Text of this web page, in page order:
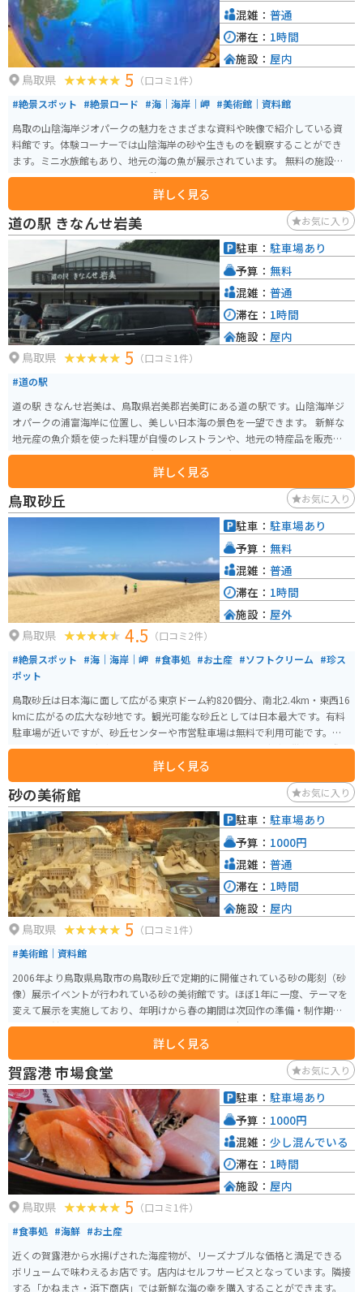
鳥取県 5 （口コミ1件）
#絶景スポット #絶景ロード #海｜海岸｜岬 #美術館｜資料館
鳥取の山陰海岸ジオパークの魅力をさまざまな資料や映像で紹介している資
料館です。体験コーナーでは山陰海岸の砂や生きものを観察することができ
ます。ミニ水族館もあり、地元の海の魚が展示されています。 無料の施設な
ので利用しやすく、ちょっと休憩ついでに利用するのにもオススメです。山
陰海岸の魅力がわかるシネマが上映され、映像が立体に見える3Dグラスで見
る映像は迫力満天です。
詳しく見る
混雑： 普通
滞在： 1時間
施設： 屋内
道の駅 きなんせ岩美 お気に入り
鳥取県 5 （口コミ1件）
#道の駅
道の駅 きなんせ岩美は、鳥取県岩美郡岩美町にある道の駅です。山陰海岸ジ
オパークの浦富海岸に位置し、美しい日本海の景色を一望できます。 新鮮な
地元産の魚介類を使った料理が自慢のレストランや、地元の特産品を販売す
るショップがあります。特に、岩美町産の新鮮な岩ガキや、鳥取県の名産品
である二十世紀梨を使ったスイーツがおすすめです。 バイクで訪れる場合、
道の駅には広い駐車場が完備されているので安心です。また、周辺には浦富
海岸や東浜海水浴場など、風光明媚なスポットがたくさんあります。ツーリン
グの休憩地点としても最適な場所です。
詳しく見る
駐車： 駐車場あり
予算： 無料
混雑： 普通
滞在： 1時間
施設： 屋内
鳥取砂丘 お気に入り
鳥取県 4.5 （口コミ2件）
#絶景スポット #海｜海岸｜岬 #食事処 #お土産 #ソフトクリーム #珍ス
ポット
鳥取砂丘は日本海に面して広がる東京ドーム約820個分、南北2.4km・東西16
kmに広がるの広大な砂地です。観光可能な砂丘としては日本最大です。有料
駐車場が近いですが、砂丘センターや市営駐車場は無料で利用可能です。リ
フトを使用すれば砂丘まで約5分で行くことができます。 砂丘を散策する際は
スニーカーなど歩きやすい靴をオススメします。鳥取砂丘ビジターセンター
には砂をきれいにするための足洗い場やタオル自動販売機があり、また無料
で貸し出しサンダルや長靴もあります。 砂丘からは馬の背と呼ばれる小高い
丘があり、日本海が目の前に広がります。砂丘には多彩なアクティビティも
あり、風と光と砂が織りなすパノラマも魅力的です。
詳しく見る
駐車： 駐車場あり
予算： 無料
混雑： 普通
滞在： 1時間
施設： 屋外
砂の美術館 お気に入り
鳥取県 5 （口コミ1件）
#美術館｜資料館
2006年より鳥取県鳥取市の鳥取砂丘で定期的に開催されている砂の彫刻（砂
像）展示イベントが行われている砂の美術館です。ほぼ1年に一度、テーマを
変えて展示を実施しており、年明けから春の期間は次回作の準備・制作期間
のため休館となります。また、第四期までは野外・仮設テントで行われてい
ましたが、2012年4月の第五期より屋内での展示がメインとなっています。隣
接地の別棟には砂の美術館事務所や売店があります。
詳しく見る
駐車： 駐車場あり
予算： 1000円
混雑： 普通
滞在： 1時間
施設： 屋内
賀露港 市場食堂 お気に入り
鳥取県 5 （口コミ1件）
#食事処 #海鮮 #お土産
近くの賀露港から水揚げされた海産物が、リーズナブルな価格と満足できる
ボリュームで味わえるお店です。店内はセルフサービスとなっています。隣接
する「かねまさ・浜下商店」では新鮮な海の幸を購入することができます。
駐車： 駐車場あり
予算： 1000円
混雑： 少し混んでいる
滞在： 1時間
施設： 屋内